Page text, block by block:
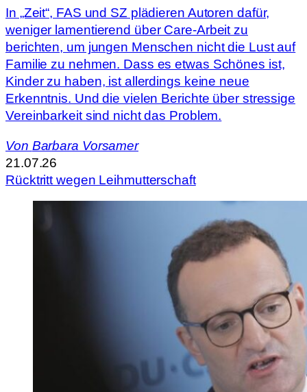
In „Zeit“, FAS und SZ plädieren Autoren dafür,
weniger lamentierend über Care-Arbeit zu
berichten, um jungen Menschen nicht die Lust auf
Familie zu nehmen. Dass es etwas Schönes ist,
Kinder zu haben, ist allerdings keine neue
Erkenntnis. Und die vielen Berichte über stressige
Vereinbarkeit sind nicht das Problem.
Von Barbara Vorsamer
21.07.26
Rücktritt wegen Leihmutterschaft